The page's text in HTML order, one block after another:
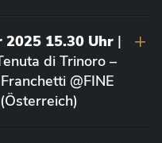
2025 15.30 Uhr |
di Trinoro –
@FINE